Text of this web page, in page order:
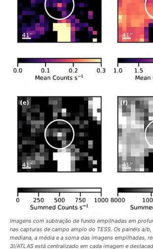
Imagens com subtração de fundo empilhadas em
nas capturas de campo amplo do TESS. Os painéis a/
mediana, a média e a soma das imagens empilhadas,
3I/ATLAS está centralizado em cada imagem e